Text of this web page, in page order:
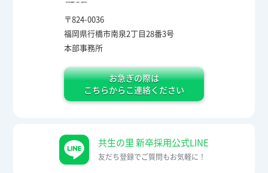
〒824-0036
福岡県行橋市南泉2丁目28番3号
本部事務所
お急ぎの際は
こちらからこ連絡ください
共生の里 新卒採用公式LINE
友だち登録でご質問もお気軽に！